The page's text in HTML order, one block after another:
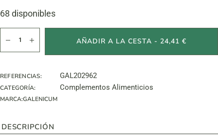
68 disponibles
AÑADIR A LA CESTA - 24,41 €
REFERENCIAS: GAL202962
CATEGORÍA: Complementos Alimenticios
MARCA:GALENICUM
DESCRIPCIÓN